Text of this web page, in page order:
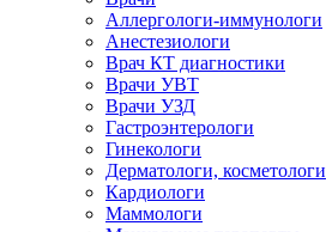
Аллергологи-иммунологи
Анестезиологи
Врач КТ диагностики
Врачи УВТ
Врачи УЗД
Гастроэнтерологи
Гинекологи
Дерматологи, косметологи
Кардиологи
Маммологи